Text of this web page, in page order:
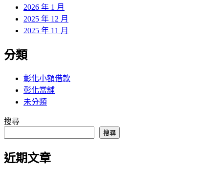
2026 年 1 月
2025 年 12 月
2025 年 11 月
分類
彰化小額借款
彰化當舖
未分類
搜尋
搜尋
近期文章